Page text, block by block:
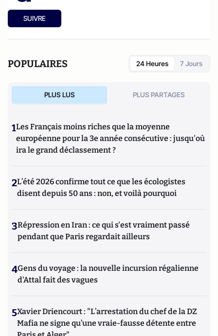
SUIVRE
POPULAIRES 24 Heures 7 Jours
PLUS LUS PLUS PARTAGES
1Les Français moins riches que la moyenne
européenne pour la 3e année consécutive : jusqu'où
ira le grand déclassement ?
2L’été 2026 confirme tout ce que les écologistes
disent depuis 50 ans : non, et voilà pourquoi
3Répression en Iran : ce qui s'est vraiment passé
pendant que Paris regardait ailleurs
4Gens du voyage : la nouvelle incursion régalienne
d'Attal fait des vagues
5Xavier Driencourt : "L’arrestation du chef de la DZ
Mafia ne signe qu’une vraie-fausse détente entre